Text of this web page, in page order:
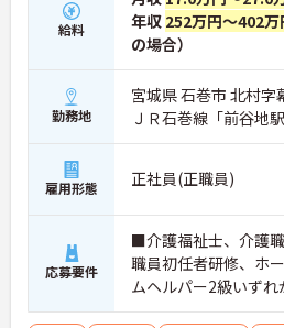
給料
年収 252万円～402万
の場合）
勤務地
宮城県 石巻市 北村字
ＪＲ石巻線「前谷地
雇用形態 正社員(正職員)
応募要件
■介護福祉士、介護
職員初任者研修、ホ
ムヘルパー2級いず
※介護福祉士尚可 ■